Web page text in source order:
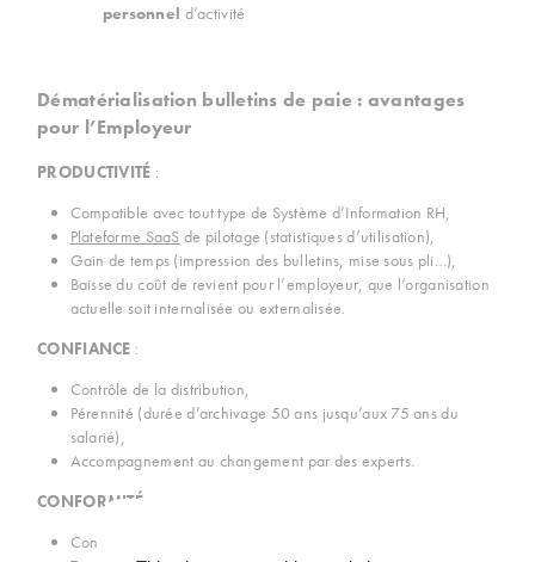
personnel d’activité
Dématérialisation bulletins de paie : avantages
pour l’Employeur
PRODUCTIVITÉ :
Compatible avec tout type de Système d’Information RH,
Plateforme SaaS de pilotage (statistiques d’utilisation),
Gain de temps (impression des bulletins, mise sous pli…),
Baisse du coût de revient pour l’employeur, que l’organisation
actuelle soit internalisée ou externalisée.
CONFIANCE :
Contrôle de la distribution,
Pérennité (durée d’archivage 50 ans jusqu’aux 75 ans du
salarié),
Accompagnement au changement par des experts.
CONFORMITÉ
Conformité à la loi travail,